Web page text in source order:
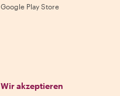
Google Play Store
Wir akzeptieren